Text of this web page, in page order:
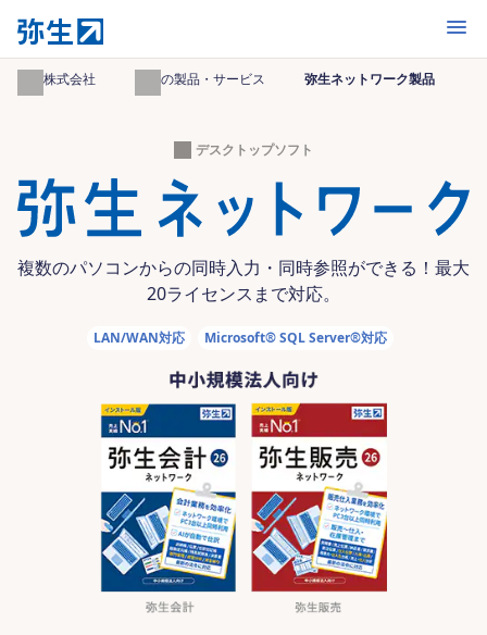
開く
弥生株式会社 弥生の製品・サービス 弥生ネットワーク製品
デスクトップソフト
複数のパソコンからの同時入力・同時参照ができる！最大
20ライセンスまで対応。
LAN/WAN対応 Microsoft® SQL Server®対応